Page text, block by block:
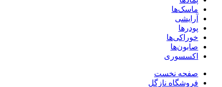
ماسک‌ها
آرایشی
پودرها
خوراکی‌ها
صابون‌ها
اکسسوری
صفحه نخست
فروشگاه نازگل